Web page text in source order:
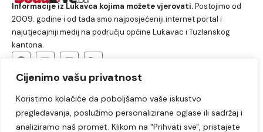
Cijenimo vašu privatnost
Koristimo kolačiće da poboljšamo vaše iskustvo
pregledavanja, poslužimo personalizirane oglase ili sadržaj i
analiziramo naš promet. Klikom na "Prihvati sve", pristajete
Informacije iz Lukavca kojima možete vjerovati.Postojimo od
2009. godine i od tada smo najposjećeniji internet portal i
najutjecajniji medij na području općine Lukavac i Tuzlanskog
kantona.
Lukavac Društvo Crna hronika
Sport
Kultura
Kolumne Slobodno vrijeme